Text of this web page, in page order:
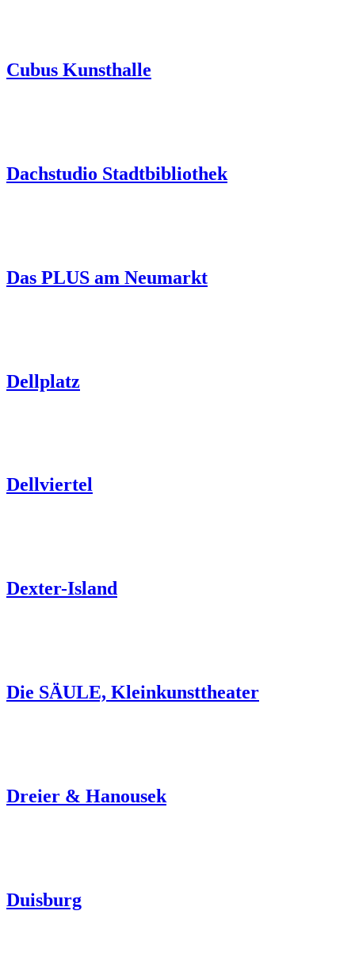
Cubus Kunsthalle
Dachstudio Stadtbibliothek
Das PLUS am Neumarkt
Dellplatz
Dellviertel
Dexter-Island
Die SÄULE, Kleinkunsttheater
Dreier & Hanousek
Duisburg